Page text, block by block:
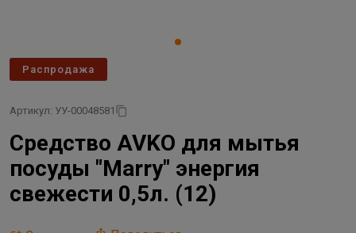
Распродажа
Артикул: УУ-00048581
Средство AVKO для мытья
посуды "Marry" энергия
свежести 0,5л. (12)